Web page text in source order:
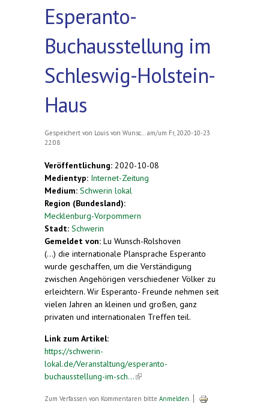
Esperanto-
Buchausstellung im
Schleswig-Holstein-
Haus
Gespeichert von Louis von Wunsc...
am/um Fr, 2020-10-23
22:08
Veröffentlichung: 2020-10-08
Medientyp: Internet-Zeitung
Medium: Schwerin lokal
Region (Bundesland):
Mecklenburg-Vorpommern
Stadt: Schwerin
Gemeldet von: Lu Wunsch-Rolshoven
(...) die internationale Plansprache Esperanto
wurde geschaffen, um die Verständigung
zwischen Angehörigen verschiedener Völker zu
erleichtern. Wir Esperanto- Freunde nehmen seit
vielen Jahren an kleinen und großen, ganz
privaten und internationalen Treffen teil.
Link zum Artikel:
https://schwerin-
lokal.de/Veranstaltung/esperanto-
buchausstellung-im-sch...(link is external)
Zum Verfassen von Kommentaren bitte Anmelden